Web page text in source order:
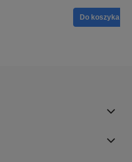
Do koszyka